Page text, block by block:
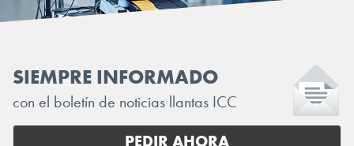
SIEMPRE INFORMADO
con el boletín de noticias llantas ICC
PEDIR AHORA